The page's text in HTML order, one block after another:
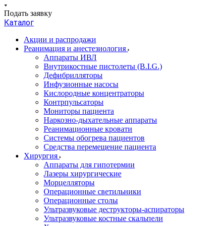
Подать заявку
Каталог
Акции и распродажи
Реанимация и анестезиология
Аппараты ИВЛ
Внутрикостные пистолеты (B.I.G.)
Дефибрилляторы
Инфузионные насосы
Кислородные концентраторы
Контрпульсаторы
Мониторы пациента
Наркозно-дыхательные аппараты
Реанимационные кровати
Системы обогрева пациентов
Средства перемещение пациента
Хирургия
Аппараты для гипотермии
Лазеры хирургические
Морцелляторы
Операционные светильники
Операционные столы
Ультразвуковые деструкторы-аспираторы
Ультразвуковые костные скальпели